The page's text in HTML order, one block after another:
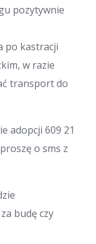
pozytywnie
po kastracji
w razie
transport do
adopcji 609 21
o sms z
budę czy